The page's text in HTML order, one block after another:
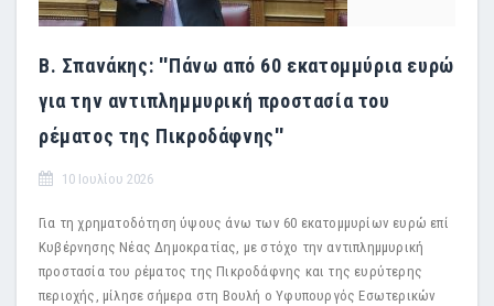
Β. Σπανάκης: ''Πάνω από 60 εκατομμύρια ευρώ
για την αντιπλημμυρική προστασία του
ρέματος της Πικροδάφνης''
10 Ιουλίου 2026
Για τη χρηματοδότηση ύψους άνω των 60 εκατομμυρίων ευρώ επί
Κυβέρνησης Νέας Δημοκρατίας, με στόχο την αντιπλημμυρική
προστασία του ρέματος της Πικροδάφνης και της ευρύτερης
περιοχής, μίλησε σήμερα στη Βουλή ο Υφυπουργός Εσωτερικών